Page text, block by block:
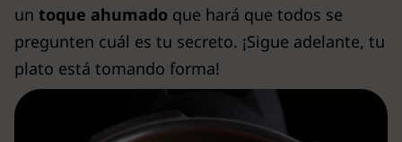
un toque ahumado que hará que todos se
pregunten cuál es tu secreto. ¡Sigue adelante, tu
plato está tomando forma!